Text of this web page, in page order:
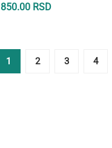
850.00 RSD
1 2 3 4